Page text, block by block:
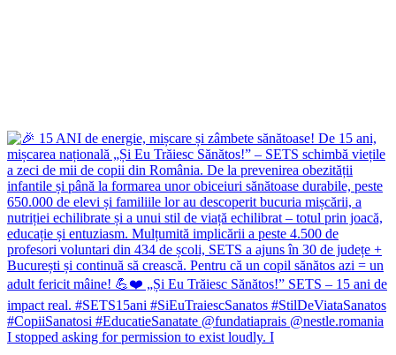
I stopped asking for permission to exist loudly. I